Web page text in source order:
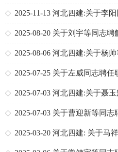
2025-11-13 河北四建:关于李
2025-08-20 关于刘宇等同志聘
2025-08-06 河北四建:关于杨
2025-07-25 关于左威同志聘任
2025-07-03 河北四建:关于聂
2025-07-03 关于曹迎新等同志
2025-03-20 河北四建: 关于马